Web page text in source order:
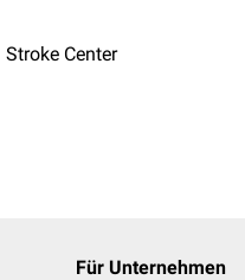
Stroke Center
Für Unternehmen